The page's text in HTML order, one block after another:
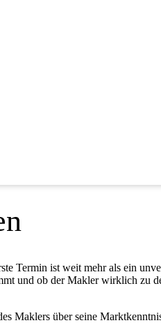
Termin ist weit mehr als ein
und ob der Makler wirklich zu
Maklers über seine